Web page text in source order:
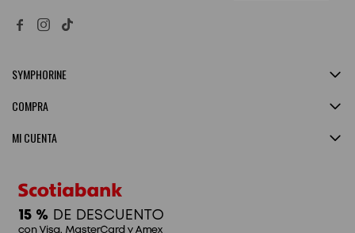
 
SYMPHORINE
MI CUENTA
COMPRA